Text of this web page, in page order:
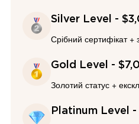
Silver Level -
Срібний сертифікат +
Gold Level -
Золотий статус +
Platinum Level